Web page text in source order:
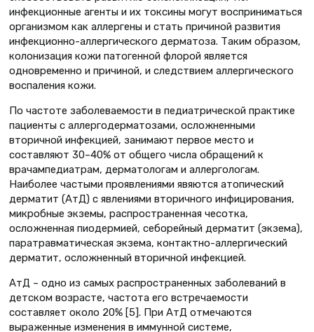
инфекционные агенты и их токсины могут восприниматься
организмом как аллергены и стать причиной развития
инфекционно-аллергического дерматоза. Таким образом,
колонизация кожи патогенной флорой является
одновременно и причиной, и следствием аллергического
воспаления кожи.
По частоте заболеваемости в педиатрической практике
пациенты с аллергодерматозами, осложненными
вторичной инфекцией, занимают первое место и
составляют 30–40% от общего числа обращений к
врачампедиатрам, дерматологам и аллергологам.
Наиболее частыми проявлениями явяются атопический
дерматит (АтД) с явлениями вторичного инфицирования,
микробные экземы, распространенная чесотка,
осложненная пиодермией, себорейный дерматит (экзема),
паратравматическая экзема, контактно-аллергический
дерматит, осложненный вторичной инфекцией.
АтД – одно из самых распространенных заболеваний в
детском возрасте, частота его встречаемости
составляет около 20% [5]. При АтД отмечаются
выраженные изменения в иммунной системе,